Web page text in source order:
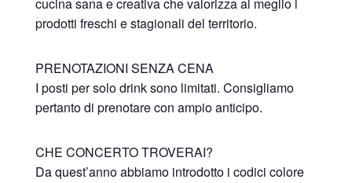
cucina sana e creativa che valorizza al meglio i
prodotti freschi e stagionali del territorio.
PRENOTAZIONI SENZA CENA
I posti per solo drink sono limitati. Consigliamo
pertanto di prenotare con ampio anticipo.
CHE CONCERTO TROVERAI?
Da quest’anno abbiamo introdotto i codici colore